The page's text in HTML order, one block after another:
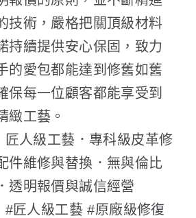
技術，嚴格把關頂級材料
持續提供安心保固，致力
的愛包都能達到修舊如舊
保每一位顧客都能享受到
緻工藝。
匠人級工藝．專科級皮革修
件維修與替換．無與倫比
透明報價與誠信經營
#匠人級工藝 #原廠級修復